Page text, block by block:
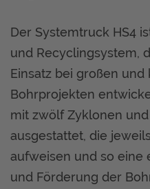
Der Systemtruck HS4
und Recyclingsystem,
Einsatz bei großen und
Bohrprojekten
mit zwölf Zyklonen
ausgestattet, die
aufweisen und so eine
und Förderung der